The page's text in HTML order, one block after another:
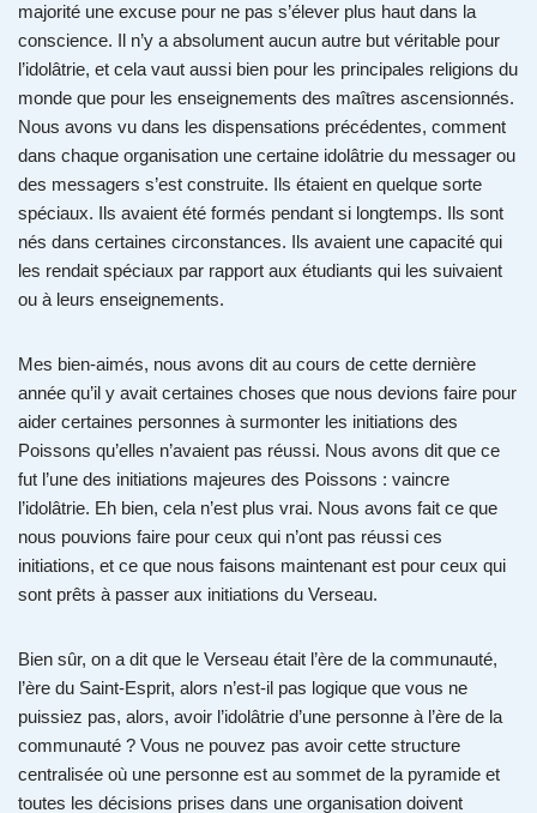
majorité une excuse pour ne pas s’élever plus haut dans la
conscience. Il n’y a absolument aucun autre but véritable pour
l’idolâtrie, et cela vaut aussi bien pour les principales religions du
monde que pour les enseignements des maîtres ascensionnés.
Nous avons vu dans les dispensations précédentes, comment
dans chaque organisation une certaine idolâtrie du messager ou
des messagers s’est construite. Ils étaient en quelque sorte
spéciaux. Ils avaient été formés pendant si longtemps. Ils sont
nés dans certaines circonstances. Ils avaient une capacité qui
les rendait spéciaux par rapport aux étudiants qui les suivaient
ou à leurs enseignements.
Mes bien-aimés, nous avons dit au cours de cette dernière
année qu’il y avait certaines choses que nous devions faire pour
aider certaines personnes à surmonter les initiations des
Poissons qu’elles n’avaient pas réussi. Nous avons dit que ce
fut l’une des initiations majeures des Poissons : vaincre
l’idolâtrie. Eh bien, cela n’est plus vrai. Nous avons fait ce que
nous pouvions faire pour ceux qui n’ont pas réussi ces
initiations, et ce que nous faisons maintenant est pour ceux qui
sont prêts à passer aux initiations du Verseau.
Bien sûr, on a dit que le Verseau était l’ère de la communauté,
l’ère du Saint-Esprit, alors n’est-il pas logique que vous ne
puissiez pas, alors, avoir l’idolâtrie d’une personne à l’ère de la
communauté ? Vous ne pouvez pas avoir cette structure
centralisée où une personne est au sommet de la pyramide et
toutes les décisions prises dans une organisation doivent